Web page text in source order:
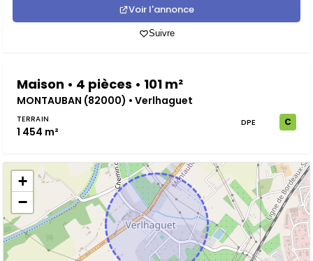
Voir l'annonce
Suivre
Maison • 4 pièces • 101 m²
MONTAUBAN (82000) • Verlhaguet
TERRAIN
1 454 m²
DPE C
+
−